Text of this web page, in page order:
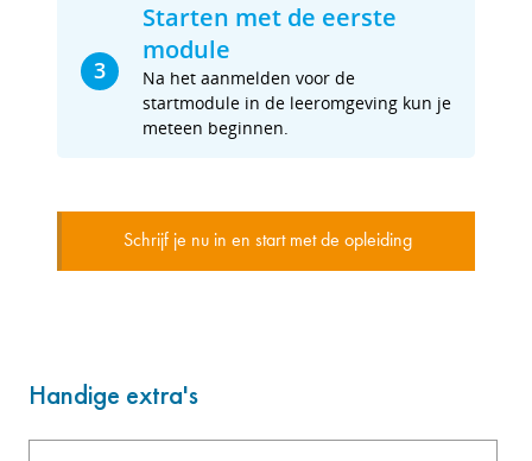
3
Starten met de eerste
module
Na het aanmelden voor de
startmodule in de leeromgeving kun je
meteen beginnen.
Schrijf je nu in en start met de opleiding
Handige extra's